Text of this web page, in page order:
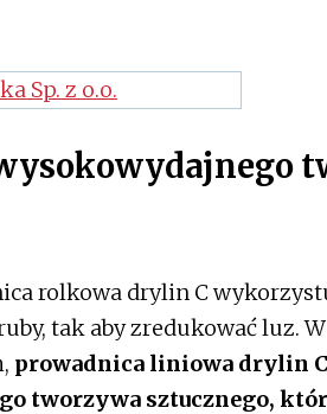
rolkowa drylin C
tak aby zredukować luz.
prowadnica liniowa drylin
tworzywa sztucznego,